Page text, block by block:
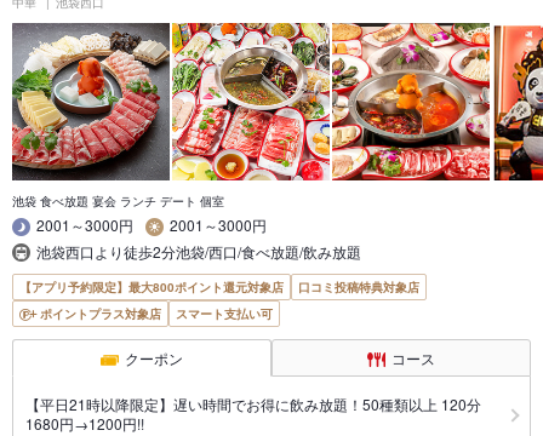
池袋 食べ放題 宴会 ランチ デート 個室
2001～3000円
2001～3000円
池袋西口より徒歩2分池袋/西口/食べ放題/飲み放題
【アプリ予約限定】最大800ポイント還元対象店
口コミ投稿特典対象店
ポイントプラス対象店
スマート支払い可
クーポン コース
【平日21時以降限定】遅い時間でお得に飲み放題！50種類以上 120分
1680円→1200円!!